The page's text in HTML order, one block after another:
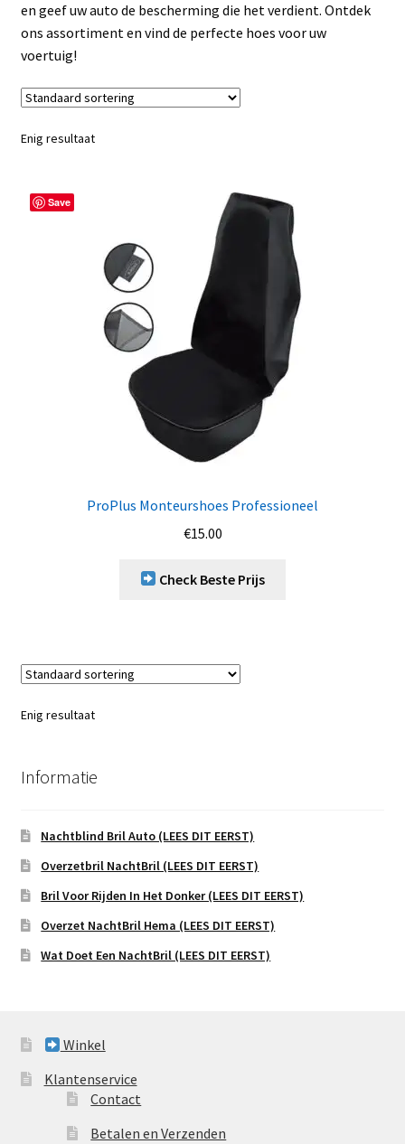
Privacybeleid
en geef uw auto de bescherming die het verdient. Ontdek
ons assortiment en vind de perfecte hoes voor uw
voertuig!
Enig resultaat
Save
ProPlus Monteurshoes Professioneel
€15.00
Check Beste Prijs
Enig resultaat
Informatie
Nachtblind Bril Auto (LEES DIT EERST)
Overzetbril NachtBril (LEES DIT EERST)
Bril Voor Rijden In Het Donker (LEES DIT EERST)
Overzet NachtBril Hema (LEES DIT EERST)
Wat Doet Een NachtBril (LEES DIT EERST)
Winkel
Klantenservice
Contact
Betalen en Verzenden